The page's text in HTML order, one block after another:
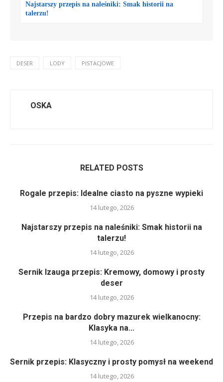
Najstarszy przepis na naleśniki: Smak historii na
talerzu!
DESER LODY PISTACJOWE
OSKA
RELATED POSTS
Rogale przepis: Idealne ciasto na pyszne wypieki
14 lutego, 2026
Najstarszy przepis na naleśniki: Smak historii na
talerzu!
14 lutego, 2026
Sernik Izauga przepis: Kremowy, domowy i prosty
deser
14 lutego, 2026
Przepis na bardzo dobry mazurek wielkanocny:
Klasyka na...
14 lutego, 2026
Sernik przepis: Klasyczny i prosty pomysł na weekend
14 lutego, 2026